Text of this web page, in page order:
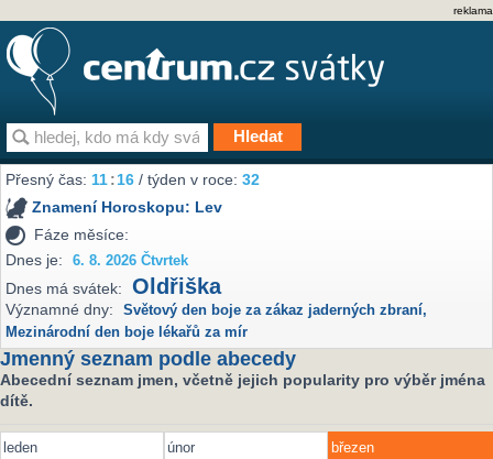
reklama
Přesný čas:11:16 / týden v roce:32
Znamení Horoskopu: Lev
Fáze měsíce:
Dnes je:
6. 8. 2026 Čtvrtek
Dnes má svátek: Oldřiška
Významné dny: Světový den boje za zákaz jaderných zbraní,
Mezinárodní den boje lékařů za mír
Jmenný seznam podle abecedy
Abecední seznam jmen, včetně jejich popularity pro výběr jména
dítě.
leden únor
březen